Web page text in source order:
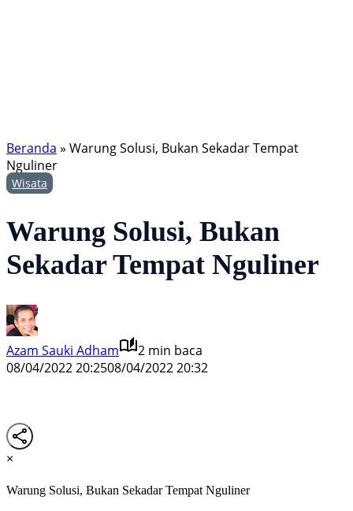
Beranda » Warung Solusi, Bukan Sekadar Tempat
Nguliner
Wisata
Warung Solusi, Bukan
Sekadar Tempat Nguliner
Azam Sauki Adham
2 min baca
08/04/2022 20:2508/04/2022 20:32
×
Warung Solusi, Bukan Sekadar Tempat Nguliner